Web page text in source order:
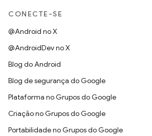
CONECTE-SE
@Android no X
@AndroidDev no X
Blog do Android
Blog de segurança do Google
Plataforma no Grupos do Google
Criação no Grupos do Google
Portabilidade no Grupos do Google